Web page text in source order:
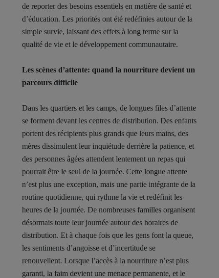
de reporter des besoins essentiels en matière de santé et
d’éducation. Les priorités ont été redéfinies autour de la
simple survie, laissant des effets à long terme sur la
qualité de vie et le développement communautaire.
Les scènes d’attente: quand la nourriture devient un
parcours difficile
Dans les quartiers et les camps, de longues files d’attente
se forment devant les centres de distribution. Des enfants
portent des récipients plus grands que leurs mains, des
mères dissimulent leur inquiétude derrière la patience, et
des personnes âgées attendent lentement un repas qui
pourrait être le seul de la journée. Cette longue attente
n’est plus une exception, mais une partie intégrante de la
routine quotidienne, qui rythme la vie et redéfinit les
heures de la journée. De nombreuses familles organisent
désormais toute leur journée autour des horaires de
distribution. Et à chaque fois que les gens font la queue,
les sentiments d’angoisse et d’incertitude se
renouvellent. Lorsque l’accès à la nourriture n’est plus
garanti, la faim devient une menace permanente, et le